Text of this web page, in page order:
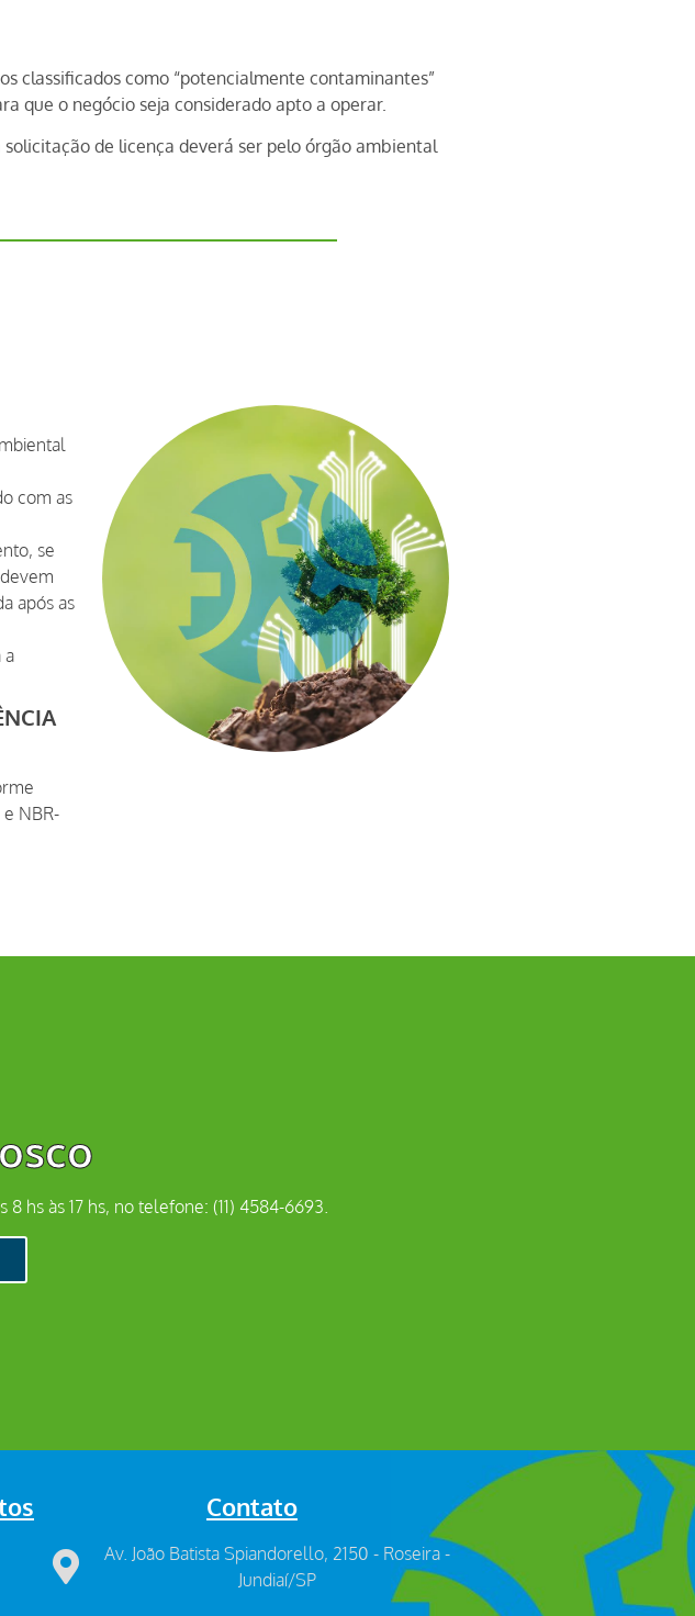
classificados como “potencialmente contaminantes”
que o negócio seja considerado apto a operar.
de licença deverá ser pelo órgão ambiental
com as
se
após as
a
NBR-
hs às 17 hs, no telefone: (11) 4584-6693.
Contato
Av. João Batista Spiandorello, 2150 - Roseira -
Jundiaí/SP